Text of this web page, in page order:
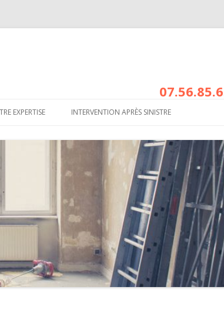
EXPERTISE INTERVENTION APRÈS SINISTRE